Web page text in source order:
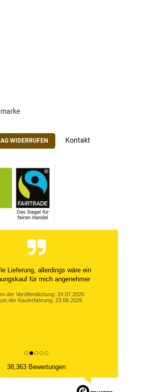
WIDERRUFEN Kontakt
Lieferung, allerdings wäre ein
für mich angenehmer
der Veröffentlichung: 24.07.2026
der Kauferfahrung: 23.06.2026
38,363 Bewertungen